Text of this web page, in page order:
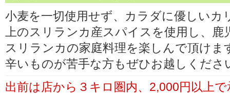
小麦を一切使用せず、カラダに優しいカ
上のスリランカ産スパイスを使用し、
スリランカの家庭料理を楽しんで頂け
辛いものが苦手な方もぜひお越しくださ
出前は店から３キロ圏内、2,000円以上